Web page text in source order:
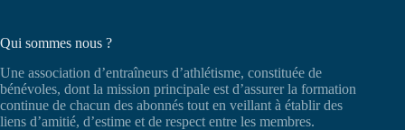
Qui sommes nous ?
Une association d’entraîneurs d’athlétisme, constituée de
bénévoles, dont la mission principale est d’assurer la formation
continue de chacun des abonnés tout en veillant à établir des
liens d’amitié, d’estime et de respect entre les membres.